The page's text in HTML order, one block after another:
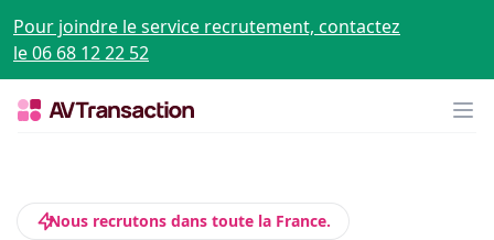
Pour joindre le service recrutement, contactez
le 06 68 12 22 52
Nous recrutons dans toute la France.